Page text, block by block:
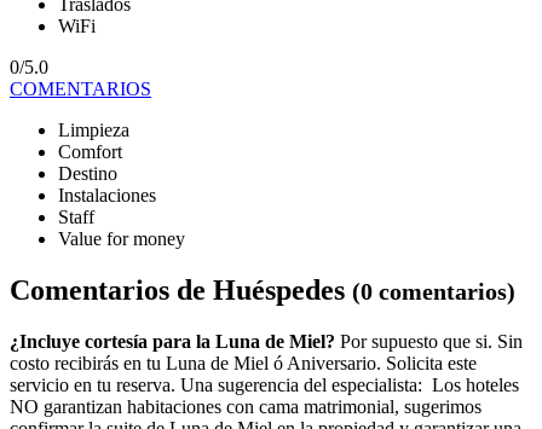
Traslados
WiFi
0/5.0
COMENTARIOS
Limpieza
Comfort
Destino
Instalaciones
Staff
Value for money
Comentarios de Huéspedes (0 comentarios)
¿Incluye cortesía para la Luna de Miel? Por supuesto que si. Sin
costo recibirás en tu Luna de Miel ó Aniversario. Solicita este
servicio en tu reserva. Una sugerencia del especialista: Los hoteles
NO garantizan habitaciones con cama matrimonial, sugerimos